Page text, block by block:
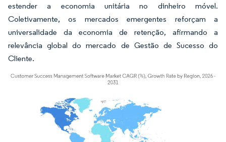
estender a economia unitária no dinheiro móvel.
Coletivamente, os mercados emergentes reforçam a
universalidade da economia de retenção, afirmando a
relevância global do mercado de Gestão de Sucesso do
Cliente.